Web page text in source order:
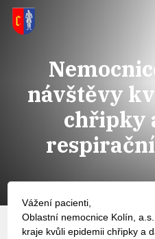
návštěvy
chřipky
Vážení pacienti,
Oblastní nemocnice Kolín,
kraje kvůli epidemii chřipky a